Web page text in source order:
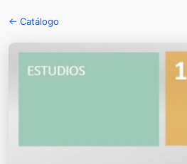
← Catálogo